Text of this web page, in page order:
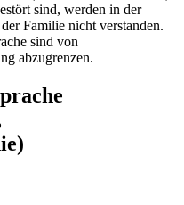
sind, werden in der
Familie nicht verstanden.
sind von
abzugrenzen.